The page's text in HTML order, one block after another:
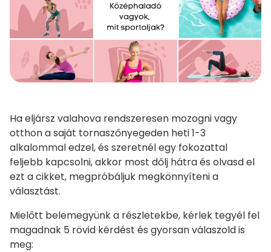
Ha eljársz valahova rendszeresen mozogni vagy
otthon a saját tornaszőnyegeden heti 1-3
alkalommal edzel, és szeretnél egy fokozattal
feljebb kapcsolni, akkor most dőlj hátra és olvasd el
ezt a cikket, megpróbáljuk megkönnyíteni a
választást.
Mielőtt belemegyünk a részletekbe, kérlek tegyél fel
magadnak 5 rövid kérdést és gyorsan válaszold is
meg: